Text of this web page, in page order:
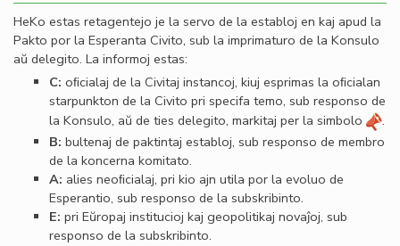
HeKo estas retagentejo je la servo de la establoj en kaj apud la
Pakto por la Esperanta Civito, sub la imprimaturo de la Konsulo
aŭ delegito. La informoj estas:
C: oﬁcialaj de la Civitaj instancoj, kiuj esprimas la oﬁcialan
starpunkton de la Civito pri specifa temo, sub responso de
la Konsulo, aŭ de ties delegito, markitaj per la simbolo
.
B: bultenaj de paktintaj establoj, sub responso de membro
de la koncerna komitato.
A: alies neoﬁcialaj, pri kio ajn utila por la evoluo de
Esperantio, sub responso de la subskribinto.
E: pri Eŭropaj institucioj kaj geopolitikaj novaĵoj, sub
responso de la subskribinto.